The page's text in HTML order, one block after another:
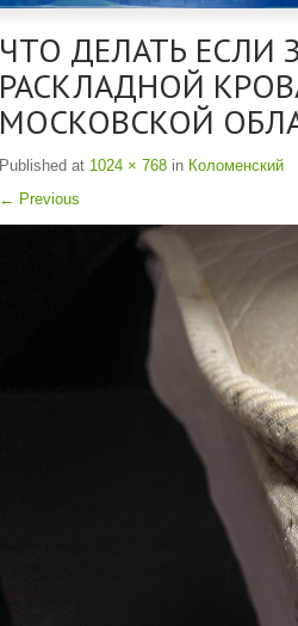
ЧТО ДЕЛАТЬ ЕСЛИ
РАСКЛАДНОЙ
МОСКОВСКОЙ
Published at 1024 × 768 in Коломенский
← Previous